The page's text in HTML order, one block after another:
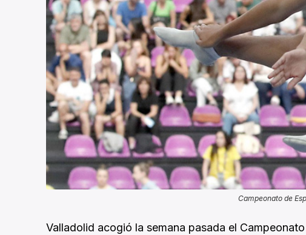
Campeonato de
Valladolid acogió la semana pasada el